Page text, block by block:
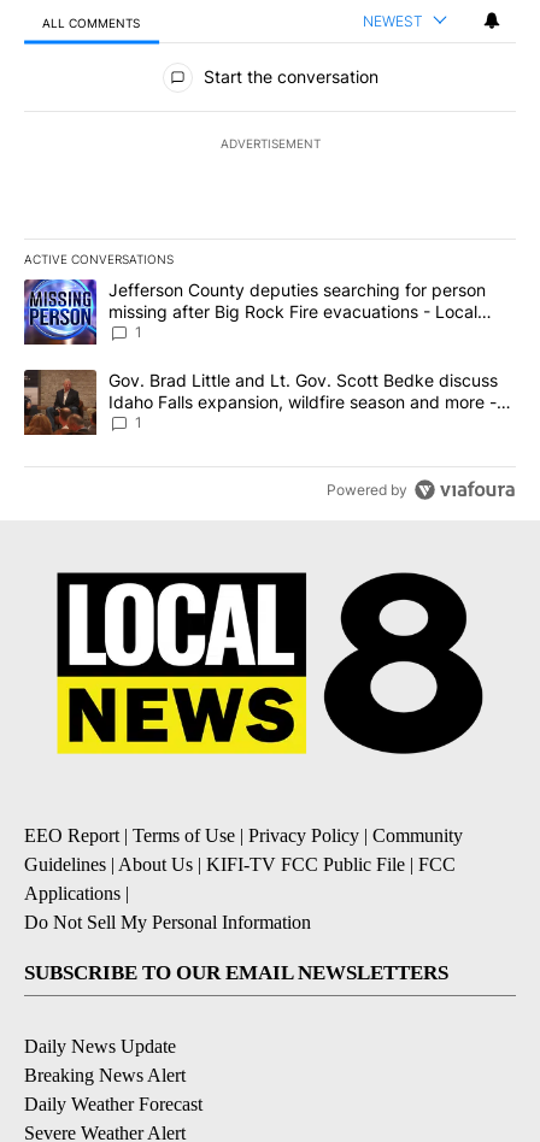
ALL COMMENTS NEWEST
All Comments
Start the conversation
ADVERTISEMENT
ACTIVE CONVERSATIONS
The following is a list of the most commented articles in the last
A trending article titled "Jefferson County deputies searching
Jefferson County deputies searching for person
missing after Big Rock Fire evacuations - Local
News 8
1
A trending article titled "Gov. Brad Little and Lt. Gov. Scott
Gov. Brad Little and Lt. Gov. Scott Bedke discuss
Idaho Falls expansion, wildfire season and more -
Local News 8
1
Powered by
EEO Report| Terms of Use | Privacy Policy | Community
Guidelines | About Us | KIFI-TV FCC Public File | FCC
Applications |
Do Not Sell My Personal Information
SUBSCRIBE TO OUR EMAIL NEWSLETTERS
Daily News Update
Breaking News Alert
Daily Weather Forecast
Severe Weather Alert